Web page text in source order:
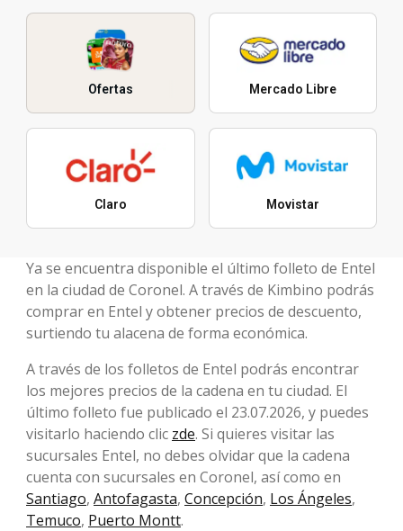
Ofertas Mercado Libre
Claro Movistar
Ya se encuentra disponible el último folleto de Entel
en la ciudad de Coronel. A través de Kimbino podrás
comprar en Entel y obtener precios de descuento,
surtiendo tu alacena de forma económica.
A través de los folletos de Entel podrás encontrar
los mejores precios de la cadena en tu ciudad. El
último folleto fue publicado el 23.07.2026, y puedes
visitarlo haciendo clic zde. Si quieres visitar las
sucursales Entel, no debes olvidar que la cadena
cuenta con sucursales en Coronel, así como en
Santiago, Antofagasta, Concepción, Los Ángeles,
Temuco, Puerto Montt.